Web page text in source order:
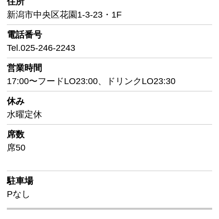
新潟市中央区花園1-3-23・1F
電話番号
Tel.025-246-2243
営業時間
17:00〜フードLO23:00、ドリンクLO23:30
休み
水曜定休
席数
席50
駐車場
Pなし